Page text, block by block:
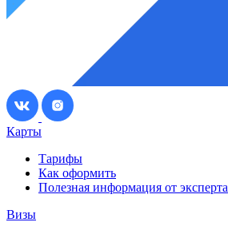
Карты
Тарифы
Как оформить
Полезная информация от эксперта
Визы